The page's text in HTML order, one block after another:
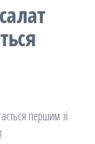
першим зі